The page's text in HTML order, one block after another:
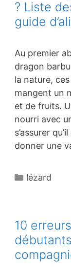
? Liste
guide
Au premier
dragon
la nature,
mangent un
et de fruits.
nourri avec
s’assurer
donner une
Catégories
lézard
10